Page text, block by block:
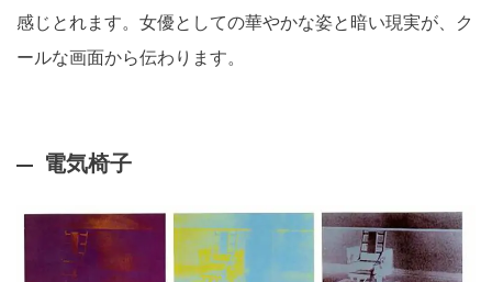
感じとれます。女優としての華やかな姿と暗い現実が、ク
ールな画面から伝わります。
電気椅子